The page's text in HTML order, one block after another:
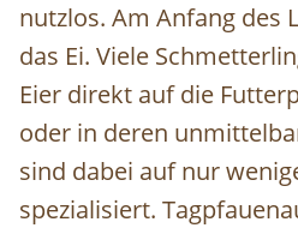
nutzlos. Am Anfang des
das Ei. Viele
Eier direkt auf die
oder in deren
sind dabei auf nur
spezialisiert.